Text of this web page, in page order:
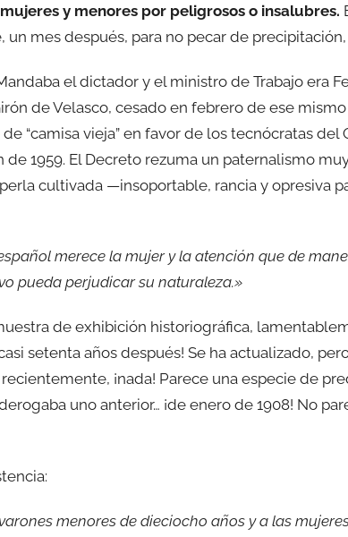
y menores por peligrosos o insalubres.
mes después, para no pecar de precipitación,
el dictador y el ministro de Trabajo era
de Velasco, cesado en febrero de ese mismo
“camisa vieja” en favor de los tecnócratas del
de 1959. El Decreto rezuma un paternalismo
cultivada —insoportable, rancia y opresiva
merece la mujer y la atención que de
pueda perjudicar su naturaleza.»
de exhibición historiográfica,
setenta años después! Se ha actualizado,
¡nada! Parece una especie de
uno anterior… ¡de enero de 1908! No
menores de dieciocho años y a las